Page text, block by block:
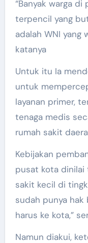
“Banyak warga
terpencil yang
adalah WNI yang
katanya
Untuk itu Ia
untuk
layanan primer,
tenaga medis
rumah sakit
Kebijakan
pusat kota dinilai
sakit kecil di
sudah punya
harus ke kota,”
Namun diakui,